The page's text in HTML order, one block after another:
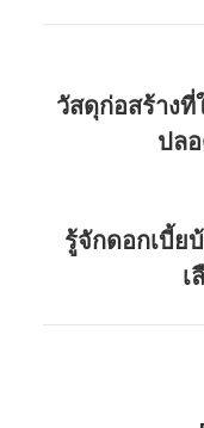
navigation
วัสดุก่อสร้าง
ปล
รู้จักดอกเบี้ย
เ